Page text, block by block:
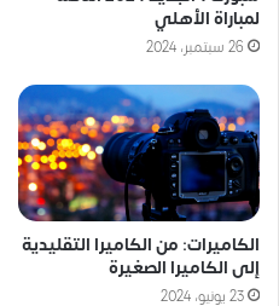
لمباراة الأهلي
26 سبتمبر، 2024
الكاميرات: من الكاميرا التقليدية
إلى الكاميرا الصغيرة
23 يونيو، 2024